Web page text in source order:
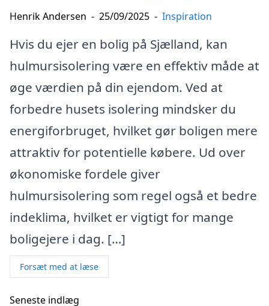
Henrik Andersen - 25/09/2025 - Inspiration
Hvis du ejer en bolig på Sjælland, kan
hulmursisolering være en effektiv måde at
øge værdien på din ejendom. Ved at
forbedre husets isolering mindsker du
energiforbruget, hvilket gør boligen mere
attraktiv for potentielle købere. Ud over
økonomiske fordele giver
hulmursisolering som regel også et bedre
indeklima, hvilket er vigtigt for mange
boligejere i dag. […]
Forsæt med at læse
Seneste indlæg